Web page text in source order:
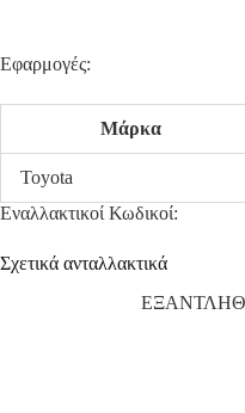
Εφαρμογές:
Μάρκα
Toyota
Εναλλακτικοί Κωδικοί:
Σχετικά ανταλλακτικά